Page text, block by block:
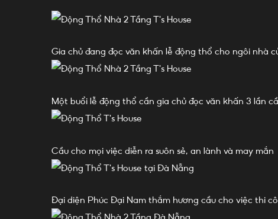
Gia chủ đang đọc văn khấn lễ động thổ cho ngôi nhà
Một buổi lễ động thổ cần gia chủ đọc văn khấn 3 lần
Cầu cho mọi việc diễn ra suôn sẻ, an lành và may mắn
Đại diện Phúc Đại Nam thắm hương cầu cho việc thi